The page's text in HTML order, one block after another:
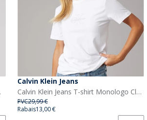
Noir
Calvin Klein Jeans
Calvin Klein Jeans T-shirt Monologo Classique Femme Bright White
PVC29,99 €
Rabais13,00 €